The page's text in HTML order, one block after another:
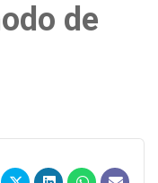
de